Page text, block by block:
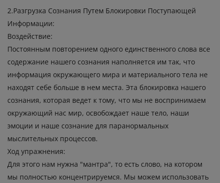
2.Разгрузка Cознания Путем Блокировки Поступающей
Информации:
Воздействие:
Постоянным повторением одного единственного слова все
содержание нашего сознания наполняется им так, что
информация окружающего мира и материального тела не
находят себе больше в нем места. Эта блокировка нашего
сознания, которая ведет к тому, что мы не воспринимаем
окружающий нас мир, освобождает наше тело, наши
эмоции и наше сознание для паранормальных
мыслительных процессов.
Ход упражнения:
Для этого нам нужна "мантра", то есть слово, на котором
мы полностью концентрируемся. Мы можем использовать